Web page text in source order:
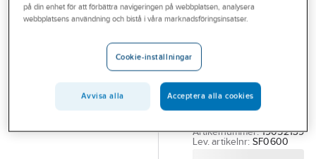
Branscher WELAND
Snabbfäste,
Weland Stål
SNABBFÄSTE
L=60MM UTAN
MUTTER VFZ (
Artikelnummer: 19052139
Lev. artikelnr: SF0600
på din enhet för att förbättra navigeringen på webbplatsen, analysera
webbplatsens användning och bistå i våra marknadsföringsinsatser.
Cookie-inställningar
Avvisa alla Acceptera alla cookies